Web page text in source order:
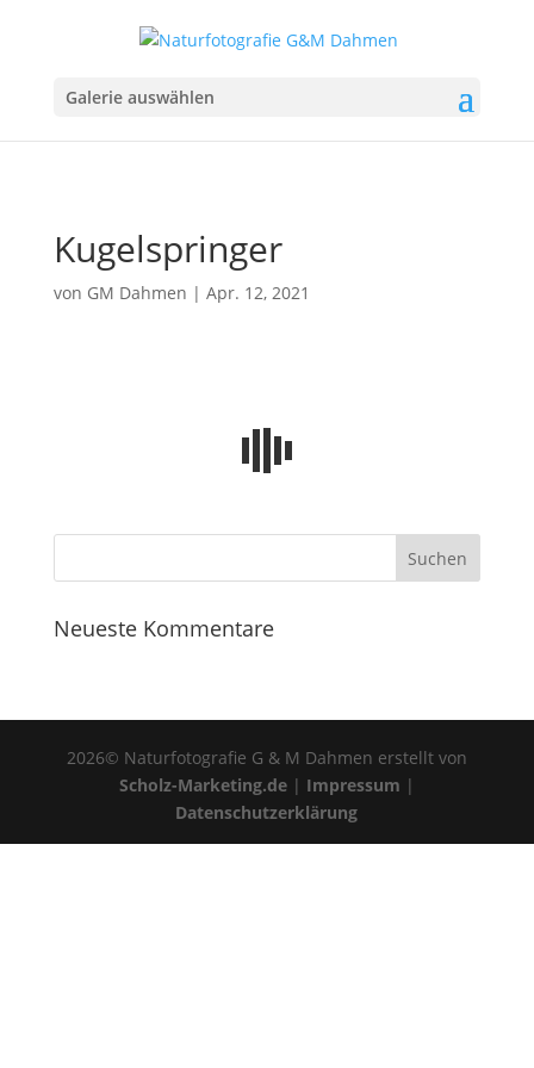
Galerie auswählen
Kugelspringer
von GM Dahmen | Apr. 12, 2021
Neueste Kommentare
2026© Naturfotografie G & M Dahmen erstellt von
Scholz-Marketing.de| Impressum |
Datenschutzerklärung